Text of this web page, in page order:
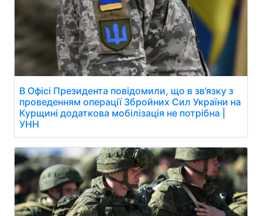
В Офісі Президента повідомили, що в зв’язку з
проведенням операції Збройних Сил України на
Курщині додаткова мобілізація не потрібна |
УНН